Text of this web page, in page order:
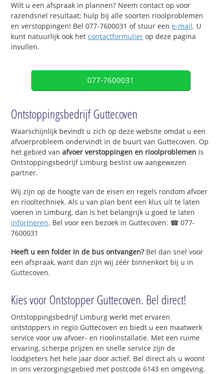
Wilt u een afspraak in plannen? Neem contact op voor
razendsnel resultaat; hulp bij alle soorten rioolproblemen
en verstoppingen! Bel 077-7600031 of stuur eene-mail. U
kunt natuurlijk ook hetcontactformulier op deze pagina
invullen.
077-7600031
Ontstoppingsbedrijf Guttecoven
Waarschijnlijk bevindt u zich op deze website omdat u een
afvoerprobleem ondervindt in de buurt van Guttecoven. Op
het gebied vanafvoer verstoppingen en rioolproblemen is
Ontstoppingsbedrijf Limburg beslist uw aangewezen
partner.
Wij zijn op de hoogte van de eisen en regels rondom afvoer
en riooltechniek. Als u van plan bent een klus uit te laten
voeren in Limburg, dan is het belangrijk u goed te laten
informeren. Bel voor een bezoek in Guttecoven: ☎ 077-
7600031
Heeft u een folder in de bus ontvangen?Bel dan snel voor
een afspraak, want dan zijn wij zéér binnenkort bij u in
Guttecoven.
Kies voor Ontstopper Guttecoven. Bel direct!
Ontstoppingsbedrijf Limburg werkt met ervaren
ontstoppers in regio Guttecoven en biedt u een maatwerk
service voor uw afvoer- en rioolinstallatie. Met een ruime
ervaring, scherpe prijzen en snelle service zijn de
loodgieters het hele jaar door actief. Bel direct als u woont
in ons verzorgingsgebied met postcode 6143 en omgeving.